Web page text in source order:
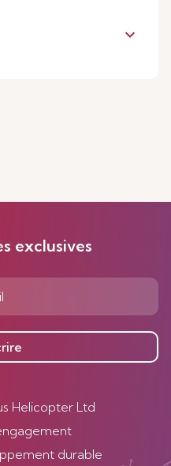
keyboard_arrow_down
exclusives
Helicopter Ltd
durable